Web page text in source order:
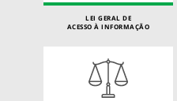
LEI GERAL DE
ACESSO À INFORMAÇÃO